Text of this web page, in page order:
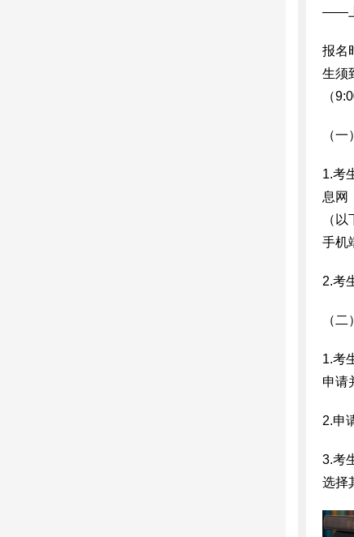
——
报名
生须
（
（
1.考
息网
（
手机
2.考
（
1.考
申请
2.申
3.考
选择